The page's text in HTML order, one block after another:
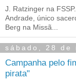
J. Ratzinger na
Andrade, único
Berg na Missã...
sábado, 28 de
Campanha pelo
pirata"